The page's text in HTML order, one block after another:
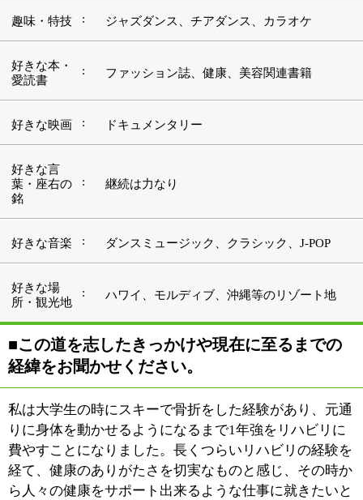
好きな場
所・観光地
: ハワイ、モルディブ、沖縄等のリゾート地
経緯をお聞かせください。
私は大学生の時にスキーで骨折をした経験があり、元通
りに身体を動かせるようになるまで1年強をリハビリに
費やすことになりました。長くつらいリハビリの経験を
経て、健康のありがたさを切実なものと感じ、その時か
考えるようになりました。
ただ、当時は整体やカイロといった仕事があることを全
く知りませんでした。それで、一度社会経験を積んでお
くのも悪くないと思い、真面目に就職活動をして
5年余りが過ぎた頃だったでしょうか。将来の事を考え
た時、「健康に携わる仕事をやってみたい」という最初
て会社を退職し、カイロプラクティックの専門学校に通
い始めたのはそれからすぐのことです。在学中からリラ
ロンで経験を積み、一昨年（2011年）の5月に『Natural
Garden』をオープンいたしました。
一般に整骨院で保険の範囲内での治療となりますと、時
間がどうしても限られたものになってしまいます。じっ
くりとお話を伺い、症状の原因を見つけ、「体が楽にな
った！」「来てよかった！」と喜んでいただけるよう、
日々サポートさせていただいております。